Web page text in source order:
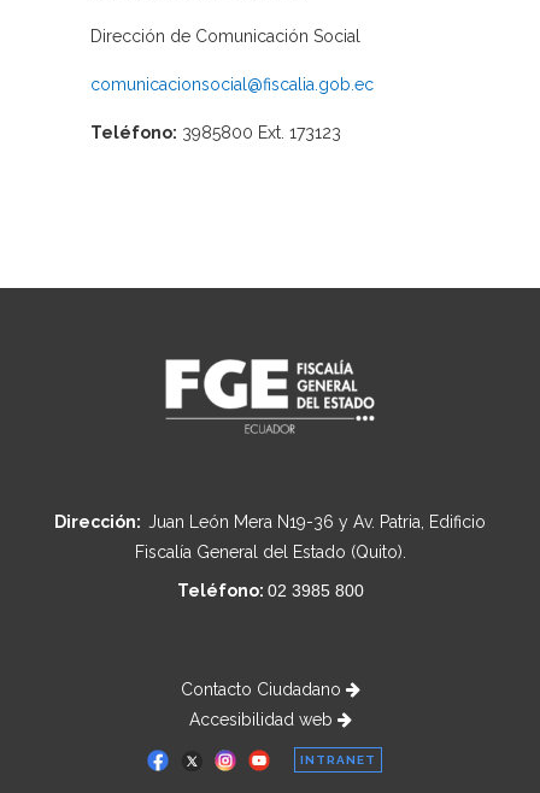
Dirección de Comunicación Social
comunicacionsocial@fiscalia.gob.ec
Teléfono: 3985800 Ext. 173123
Dirección: Juan León Mera N19-36 y Av. Patria, Edificio
Fiscalía General del Estado (Quito).
Teléfono: 02 3985 800
Contacto Ciudadano
Accesibilidad web
INTRANET